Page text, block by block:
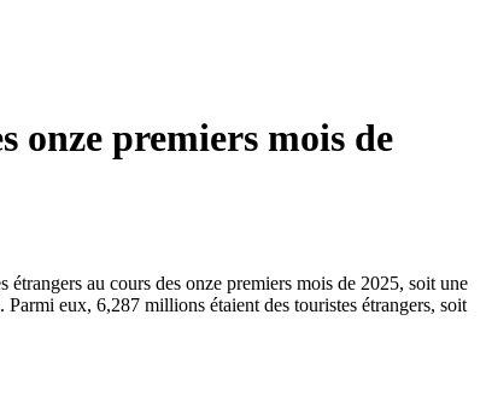
onze premiers mois de
au cours des onze premiers mois de 2025, soit une
eux, 6,287 millions étaient des touristes étrangers, soit